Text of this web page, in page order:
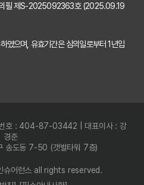
치아보험 비교사이트 활용법: 숨은 꿀팁 대방출! 보험료 절약 노하우
5분 만에 끝내는 치아보험 비교! 나에게 딱 맞는 보험 찾고 숨은 혜택까지 챙기기
의필 제S-2025092363호 (2025.09.19
였으며, 유효기간은 심의일로부터 1년입
번호 : 404-87-03442 | 대표이사 : 강
경준
송도동 7-50 (갯벌타워 7층)
어런스 all rights reserved.